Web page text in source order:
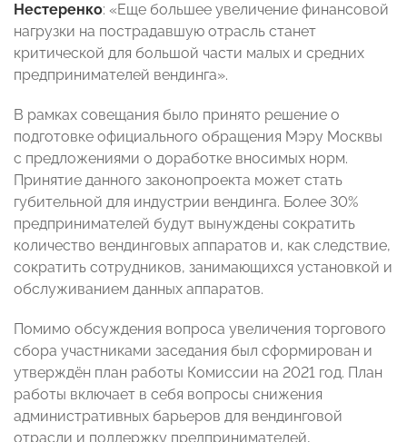
Нестеренко: «Еще большее увеличение финансовой
нагрузки на пострадавшую отрасль станет
критической для большой части малых и средних
предпринимателей вендинга».
В рамках совещания было принято решение о
подготовке официального обращения Мэру Москвы
с предложениями о доработке вносимых норм.
Принятие данного законопроекта может стать
губительной для индустрии вендинга. Более 30%
предпринимателей будут вынуждены сократить
количество вендинговых аппаратов и, как следствие,
сократить сотрудников, занимающихся установкой и
обслуживанием данных аппаратов.
Помимо обсуждения вопроса увеличения торгового
сбора участниками заседания был сформирован и
утверждён план работы Комиссии на 2021 год. План
работы включает в себя вопросы снижения
административных барьеров для вендинговой
отрасли и поддержку предпринимателей,